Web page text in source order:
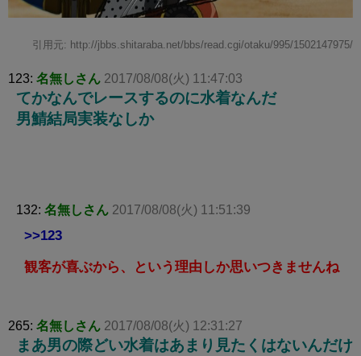
引用元: http://jbbs.shitaraba.net/bbs/read.cgi/otaku/995/1502147975/
123: 名無しさん 2017/08/08(火) 11:47:03
てかなんでレースするのに水着なんだ
男鯖結局実装なしか
132: 名無しさん 2017/08/08(火) 11:51:39
>>123
観客が喜ぶから、という理由しか思いつきませんね
265: 名無しさん 2017/08/08(火) 12:31:27
まあ男の際どい水着はあまり見たくはないんだけ